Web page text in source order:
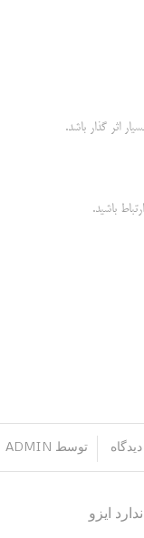
اثر گذار باشد.
باشید.
توسط ADMIN
ایزو